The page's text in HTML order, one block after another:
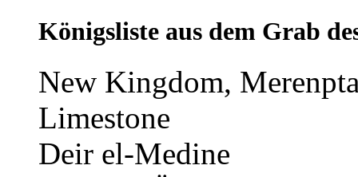
Königsliste aus dem Grab
New Kingdom,
Limestone
Deir el-Medine